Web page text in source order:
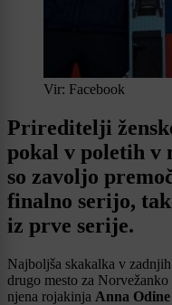
Vir: Facebook
Prireditelji
pokal v poletih v
so zavoljo
finalno serijo,
iz prve serije.
Najboljša skakalka v
drugo mesto za Norvežanko
njena rojakinja Anna